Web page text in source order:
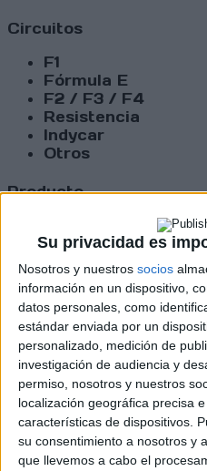
Su privacidad es
Nosotros y nuestros socios
información en un dispositivo,
datos personales, como
estándar enviada por un
personalizado, medición de
investigación de audiencia y
permiso, nosotros y nuestros
localización geográfica precisa
características de dispositivos.
su consentimiento a nosotros y
que llevemos a cabo el
Circuitos
F1
Fórmula E
F2 / F3 / F4
Resistencia
Indycar
Otros
Producto
Web pensada para
productos propios y
aficionados los puedan
Divulgación
Dossier
Webs
Comunicados
Fotografía
Vídeos (on boards)
Redes Sociales